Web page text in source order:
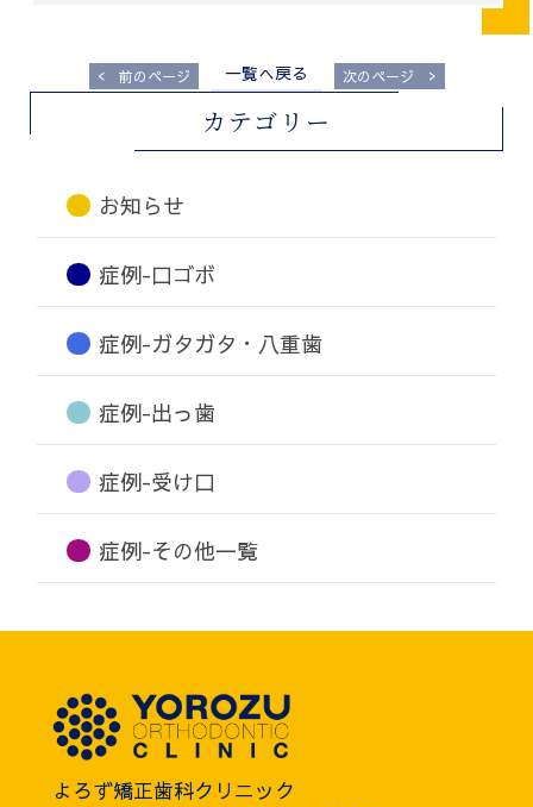
カテゴリー
お知らせ
症例-口ゴボ
症例-ガタガタ・八重歯
症例-出っ歯
症例-受け口
症例-その他一覧
<前のページ 一覧へ戻る 次のページ >
よろず矯正歯科クリニック